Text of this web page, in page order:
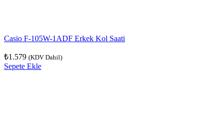
Casio F-105W-1ADF Erkek Kol Saati
₺1.579 (KDV Dahil)
Sepete Ekle